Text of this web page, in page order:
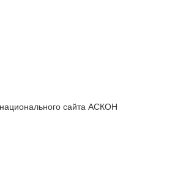
сайта АСКОН